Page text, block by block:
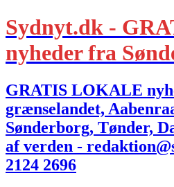
Sydnyt.dk -
nyheder fra
GRATIS LOKALE
grænselandet,
Sønderborg, Tønder,
af verden -
2124 2696